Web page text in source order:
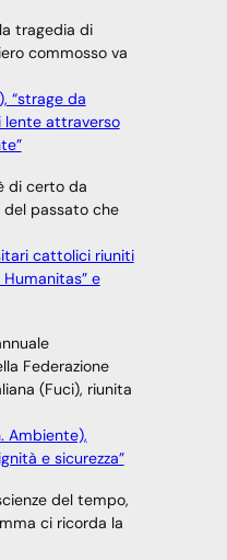
tragedia di
commosso va
“strage da
lente attraverso
di certo da
passato che
cattolici riuniti
e
Federazione
(Fuci), riunita
Ambiente),
e sicurezza”
del tempo,
ci ricorda la